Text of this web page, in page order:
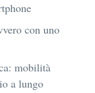
con uno
mobilità
a lungo